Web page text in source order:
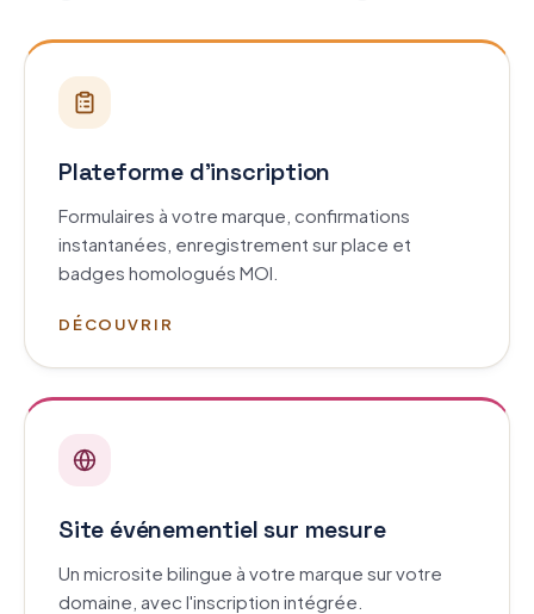
Plateforme d'inscription
Formulaires à votre marque, confirmations
instantanées, enregistrement sur place et
badges homologués MOI.
DÉCOUVRIR
Site événementiel sur mesure
Un microsite bilingue à votre marque sur votre
domaine, avec l'inscription intégrée.